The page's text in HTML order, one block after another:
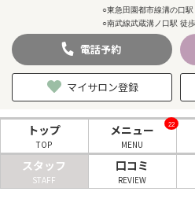
ジャンルを選択
キーワードで検索
近くのサロンを探す
現在地から探す
○東急田園都市線溝の口
○南武線武蔵溝ノ口駅 徒
電話予約
マイサロン登録
トップ
TOP
メニュー
MENU
22
スタッフ
STAFF
口コミ
REVIEW